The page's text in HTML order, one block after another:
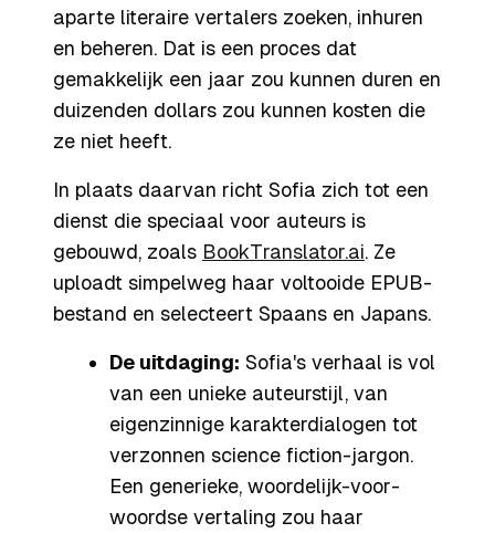
aparte literaire vertalers zoeken, inhuren
en beheren. Dat is een proces dat
gemakkelijk een jaar zou kunnen duren en
duizenden dollars zou kunnen kosten die
ze niet heeft.
In plaats daarvan richt Sofia zich tot een
dienst die speciaal voor auteurs is
gebouwd, zoals BookTranslator.ai. Ze
uploadt simpelweg haar voltooide EPUB-
bestand en selecteert Spaans en Japans.
De uitdaging: Sofia's verhaal is vol
van een unieke auteurstijl, van
eigenzinnige karakterdialogen tot
verzonnen science fiction-jargon.
Een generieke, woordelijk-voor-
woordse vertaling zou haar